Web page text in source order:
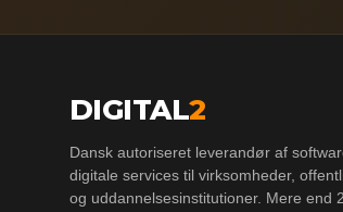
DIGITAL2
Dansk autoriseret leverandør af
digitale services til virksomheder,
og uddannelsesinstitutioner. Mere end